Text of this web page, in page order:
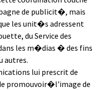
de publicit�, mais
les unit�s adressent
du Service des
les m�dias � des fins
autres.
lui prescrit de
promouvoir�l'image de